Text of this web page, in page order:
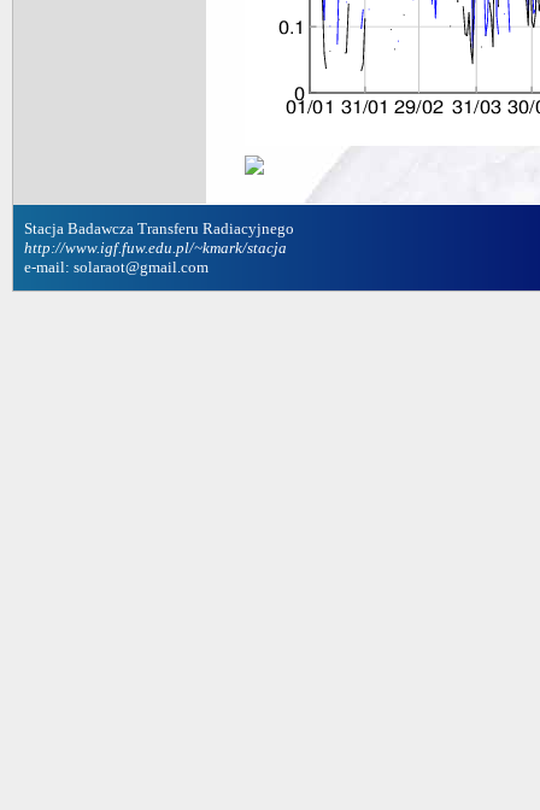
Stacja Badawcza Transferu Radiacyjnego
http://www.igf.fuw.edu.pl/~kmark/stacja
e-mail: solaraot@gmail.com